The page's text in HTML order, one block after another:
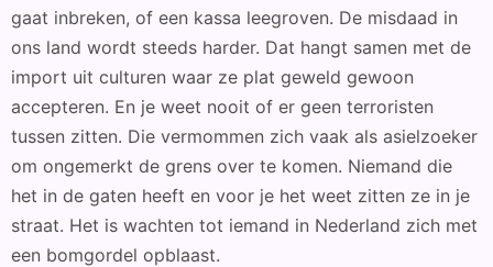
gaat inbreken, of een kassa leegroven. De misdaad in
ons land wordt steeds harder. Dat hangt samen met de
import uit culturen waar ze plat geweld gewoon
accepteren. En je weet nooit of er geen terroristen
tussen zitten. Die vermommen zich vaak als asielzoeker
om ongemerkt de grens over te komen. Niemand die
het in de gaten heeft en voor je het weet zitten ze in je
straat. Het is wachten tot iemand in Nederland zich met
een bomgordel opblaast.